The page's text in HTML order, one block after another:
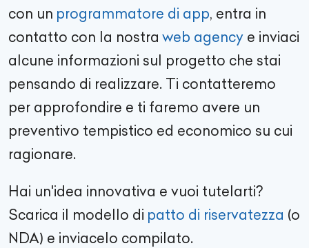
con un programmatore di app, entra in
contatto con la nostra web agency e inviaci
alcune informazioni sul progetto che stai
pensando di realizzare. Ti contatteremo
per approfondire e ti faremo avere un
preventivo tempistico ed economico su cui
ragionare.
Hai un'idea innovativa e vuoi tutelarti?
Scarica il modello di patto di riservatezza (o
NDA) e inviacelo compilato.